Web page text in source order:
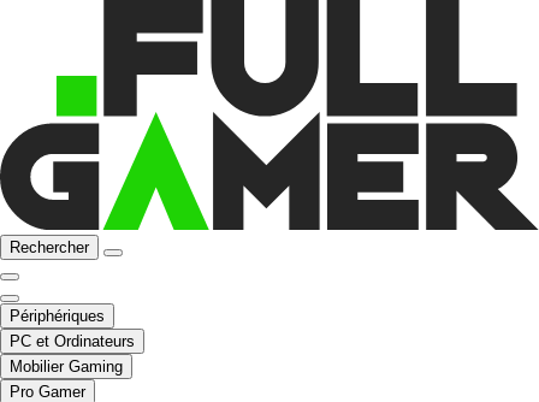
Rechercher
Périphériques
PC et Ordinateurs
Mobilier Gaming
Pro Gamer